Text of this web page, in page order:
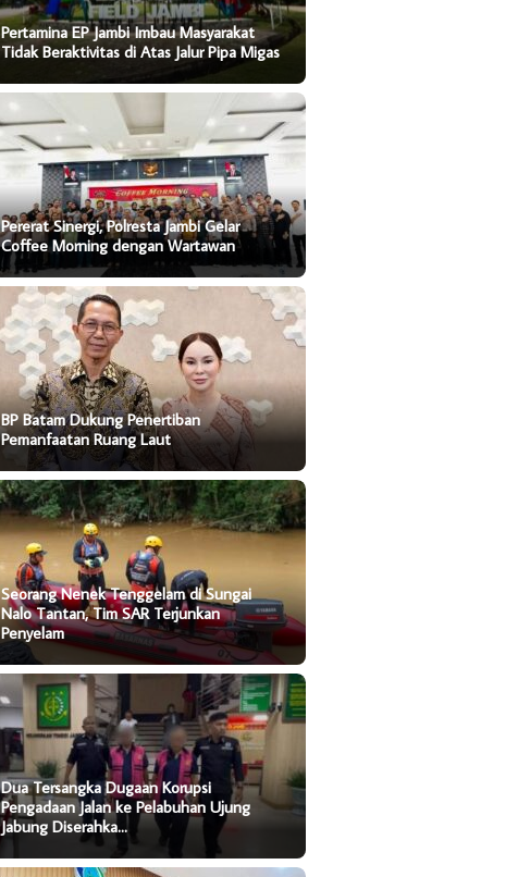
Pertamina EP Jambi Imbau Masyarakat
Tidak Beraktivitas di Atas Jalur Pipa Migas
Pererat Sinergi, Polresta Jambi Gelar
Coffee Morning dengan Wartawan
BP Batam Dukung Penertiban
Pemanfaatan Ruang Laut
Seorang Nenek Tenggelam di Sungai
Nalo Tantan, Tim SAR Terjunkan
Penyelam
Dua Tersangka Dugaan Korupsi
Pengadaan Jalan ke Pelabuhan Ujung
Jabung Diserahka…